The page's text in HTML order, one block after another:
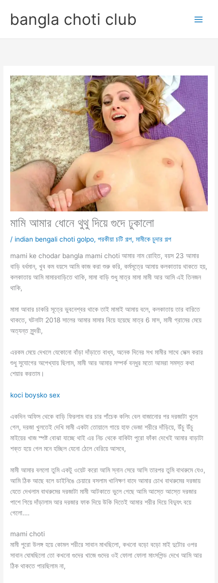
contentbangla choti club
মামি আমার ধোনে থুথু দিয়ে গুদে ঢুকালো
/ indian bengali choti golpo,পরকীয়া চটি গল্প,মামীকে চুদার গল্প
mami ke chodar bangla mami choti আমার নাম রোহিত, বয়স 23 আমার
বাড়ি বর্ধমান, খুব কম বয়সে আমি কাজ করা শুরু করি, কর্মসূত্রে আমায় কলকাতায় থাকতে হয়,
কলকাতায় আমি মামারবাড়িতে থাকি, মামা বাড়ি শুধু মাত্র মামা মামী আর আমি এই তিনজন
থাকি,
মামা আবার চাকরি সূত্রে ভুবনেশ্বর থাকে তাই মামাই আমায় বলে, কলকাতায় তার বারিতে
থাকতে, ঘটনাটা 2018 সালের আমার মামার বিয়ে হয়েছে মাত্র 6 মাস, মামী গ্রামের মেয়ে
অত্যন্ত সুন্দরী,
এরকম মেয়ে দেখলে যেকোনো বাঁড়া দাঁড়াতে বাধ্য, অনেক দিনের সখ মামীর সাথে সেক্স করার
শুধু সুযোগের অপেখ্যায় ছিলাম, মামী আর আমার সম্পর্ক বন্ধুর মতো আমরা সমস্ত কথা
শেয়ার করতাম।
koci boysko sex
একদিন অফিস থেকে বাড়ি ফিরলাম বার চার পাঁচেক কলিং বেল বাজানোর পর দরজাটা খুলে
গেল, দরজা খুলতেই দেখি মামী একটা তোয়ালে গায়ে হাফ ভেজা শরীরে দাঁড়িয়ে, উঁচু উঁচু
মাইয়ের খাজ স্পষ্ট বোঝা যাচ্ছে থাই এর নিচ থেকে বাকিটা পুরো ফাঁকা দেখেই আমার বাড়াটা
শক্ত হয়ে গেল মনে হচ্ছিল যেনো ঠেলে বেরিয়ে আসবে,
মামী আমার বললো তুমি একটু ওয়েট করো আমি স্নান সেরে আসি তারপর তুমি বাথরুমে যেও,
আমি ঠিক আছে বলে ডাইনিঙে চেয়ারে বসলাম খানিক্ষণ বাদে আমার চোখ বাথরুমের দরজায়
যেতে দেখলাম বাথরুমের দরজাটা মামী আটকাতে ভুলে গেছে আমি আস্তে আস্তে দরজার
পাশে গিয়ে দাঁড়ালাম আর দরজার ফাক দিয়ে উকি দিতেই আমার শরীর দিয়ে বিদ্যুৎ বয়ে
গেলো….
mami choti
মামী পুরো উলঙ্গ হয়ে কোমল শরীরে সাবান মাখছিলো, কখনো বড়ো বড়ো মাই দুটোর ওপর
সাবান ঘোষছিলো তো কখনো গুদের খাজে গুদের ওই ফোলা ফোলা মাংসপিন্ড দেখে আমি আর
ঠিক থাকতে পারছিলাম না,